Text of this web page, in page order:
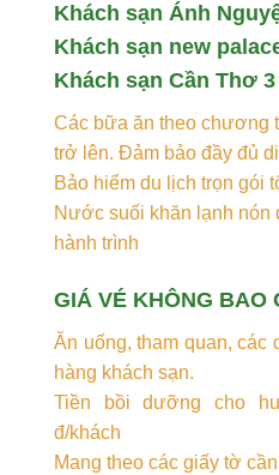
Khách sạn Ánh
Khách sạn new
Khách sạn Cần Thơ
Các bữa ăn theo chương
trở lên. Đảm bảo đầy đủ
Bảo hiểm du lịch trọn gói
Nước suối khăn lạnh nón
hành trình
GIÁ VÉ KHÔNG BAO
Ăn uống, tham quan, các
hàng khách sạn.
Tiền bồi dưỡng cho
đ/khách
Mang theo các giấy tờ